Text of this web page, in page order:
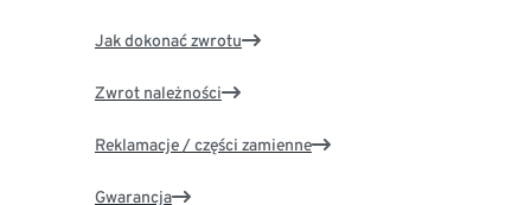
Jak dokonać zwrotu
Zwrot należności
Reklamacje / części zamienne
Gwarancja